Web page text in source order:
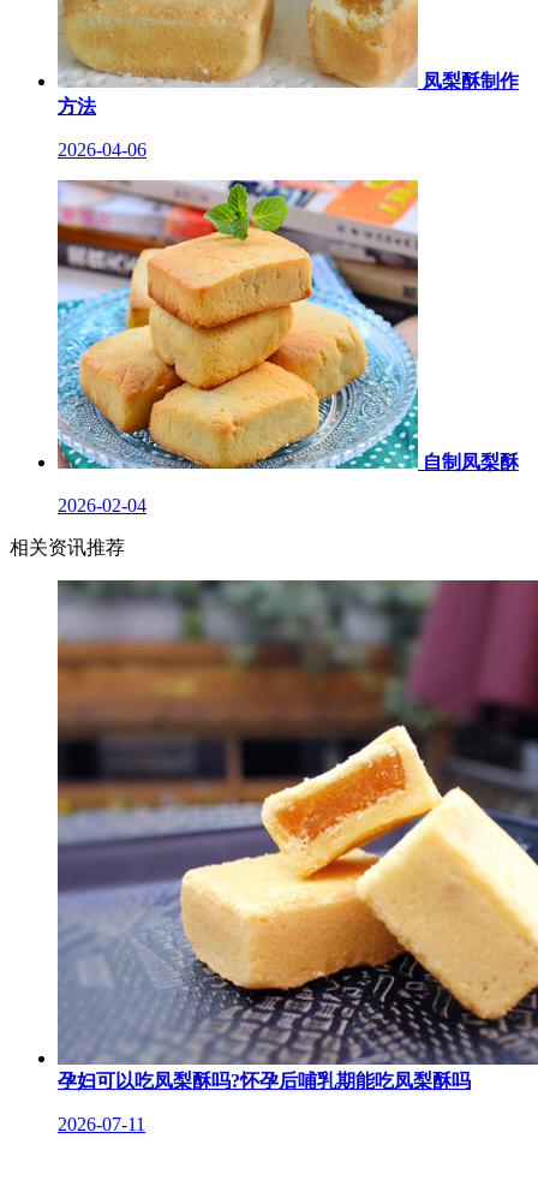
凤梨酥制作
方法
2026-04-06
自制凤梨酥
2026-02-04
相关资讯推荐
孕妇可以吃凤梨酥吗?怀孕后哺乳期能吃凤梨酥吗
2026-07-11